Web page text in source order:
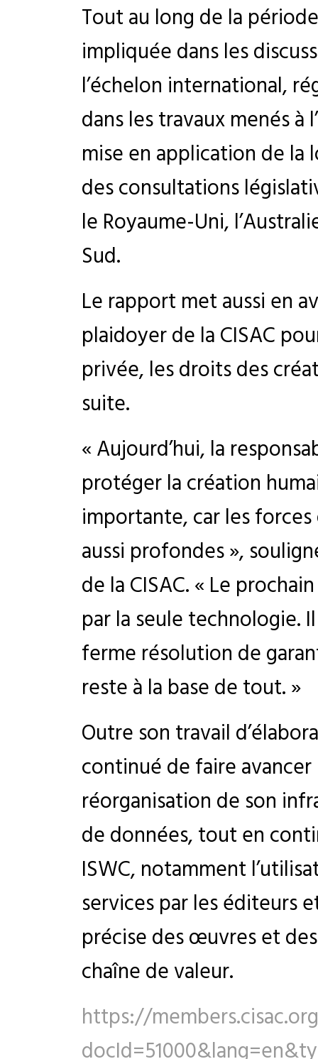
Tout au long de la
impliquée dans les
l’échelon international,
dans les travaux menés à
mise en application de la
des consultations
le Royaume-Uni,
Sud.
Le rapport met aussi en
plaidoyer de la CISAC
privée, les droits des
suite.
« Aujourd’hui, la
protéger la création
importante, car les
aussi profondes »,
de la CISAC. « Le
par la seule technologie.
ferme résolution de
reste à la base de tout. »
Outre son travail
continué de faire
réorganisation de son
de données, tout en
ISWC, notamment
services par les éditeurs
précise des œuvres et
chaîne de valeur.
https://